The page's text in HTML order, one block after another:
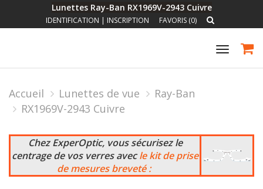
Lunettes Ray-Ban RX1969V-2943 Cuivre
IDENTIFICATION | INSCRIPTION FAVORIS (0)
Toggle
Accueil Lunettes de vue
Ray-Ban
RX1969V-2943 Cuivre
Chez ExperOptic, vous sécurisez le
centrage de vos verres avecle kit de prise
de mesures breveté :